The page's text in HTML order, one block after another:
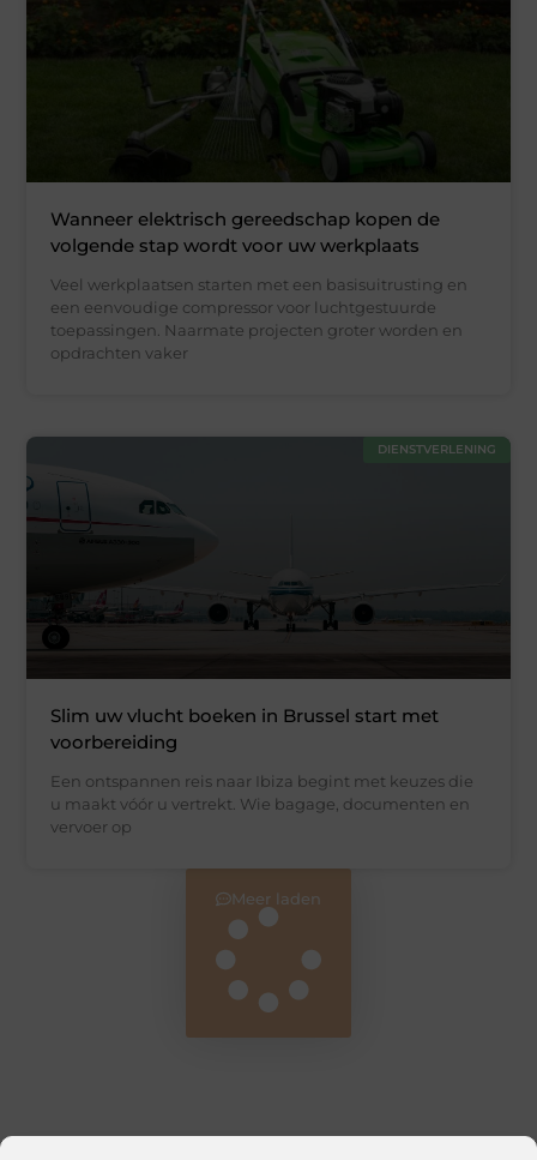
Wanneer elektrisch gereedschap kopen de
volgende stap wordt voor uw werkplaats
Veel werkplaatsen starten met een basisuitrusting en
een eenvoudige compressor voor luchtgestuurde
toepassingen. Naarmate projecten groter worden en
opdrachten vaker
DIENSTVERLENING
Slim uw vlucht boeken in Brussel start met
voorbereiding
Een ontspannen reis naar Ibiza begint met keuzes die
u maakt vóór u vertrekt. Wie bagage, documenten en
vervoer op
Meer laden